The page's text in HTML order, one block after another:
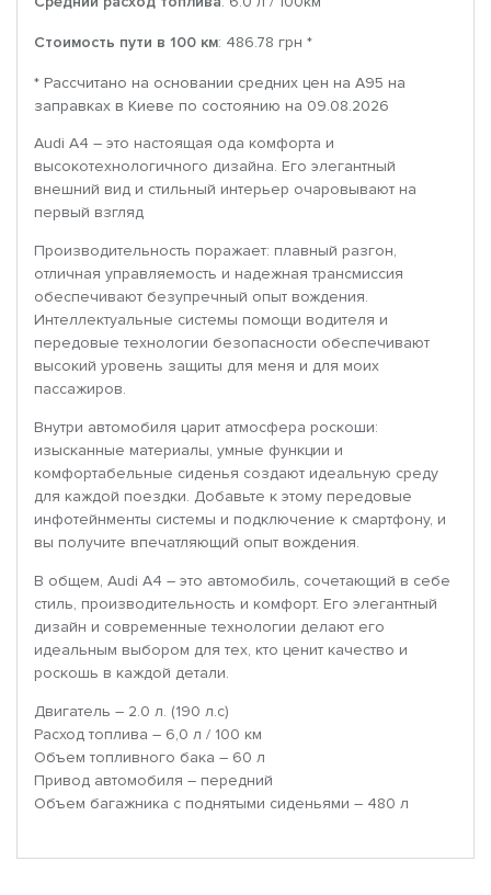
Стоимость пути в 100 км: 486.78 грн *
* Рассчитано на основании средних цен на A95 на
заправках в Киеве по состоянию на 09.08.2026
Audi A4 – это настоящая ода комфорта и
высокотехнологичного дизайна. Его элегантный
внешний вид и стильный интерьер очаровывают на
первый взгляд
Производительность поражает: плавный разгон,
отличная управляемость и надежная трансмиссия
обеспечивают безупречный опыт вождения.
Интеллектуальные системы помощи водителя и
передовые технологии безопасности обеспечивают
высокий уровень защиты для меня и для моих
пассажиров.
Внутри автомобиля царит атмосфера роскоши:
изысканные материалы, умные функции и
комфортабельные сиденья создают идеальную среду
для каждой поездки. Добавьте к этому передовые
инфотейнменты системы и подключение к смартфону, и
вы получите впечатляющий опыт вождения.
В общем, Audi A4 – это автомобиль, сочетающий в себе
стиль, производительность и комфорт. Его элегантный
дизайн и современные технологии делают его
идеальным выбором для тех, кто ценит качество и
роскошь в каждой детали.
Двигатель – 2.0 л. (190 л.с)
Расход топлива – 6,0 л / 100 км
Объем топливного бака – 60 л
Привод автомобиля – передний
Объем багажника с поднятыми сиденьями – 480 л